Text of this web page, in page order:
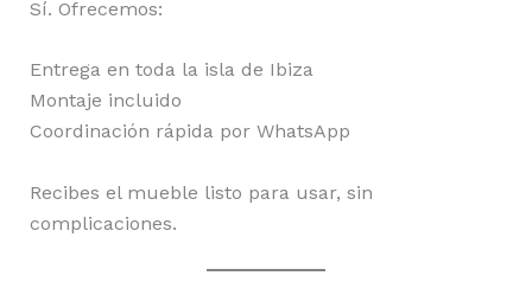
Sí. Ofrecemos:
Entrega en toda la isla de Ibiza
Montaje incluido
Coordinación rápida por WhatsApp
Recibes el mueble listo para usar, sin
complicaciones.